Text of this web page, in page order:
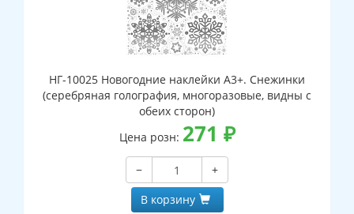
НГ-10025 Новогодние наклейки А3+. Снежинки
(серебряная голография, многоразовые, видны с
обеих сторон)
Цена розн: 271 ₽
−
+
В корзину